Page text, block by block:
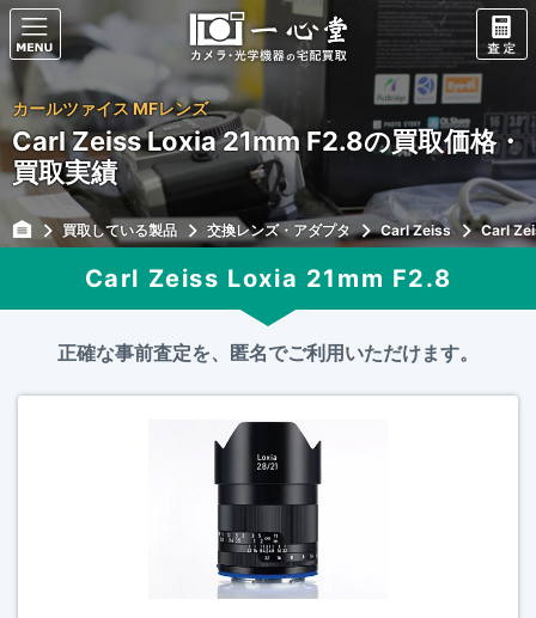
カールツァイス MFレンズ
Carl Zeiss Loxia 21mm F2.8の買取価格・
買取実績
買取している製品 交換レンズ・アダプタ Carl Zeiss Carl
Carl Zeiss Loxia 21mm F2.8
正確な事前査定を、匿名でご利用いただけます。